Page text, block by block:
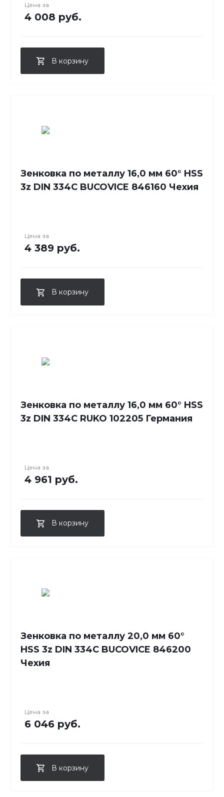
Цена за
4 008 руб.
В корзину
Зенковка по металлу 16,0 мм 60° HSS
3z DIN 334C BUCOVICE 846160 Чехия
Цена за
4 389 руб.
В корзину
Зенковка по металлу 16,0 мм 60° HSS
3z DIN 334C RUKO 102205 Германия
Цена за
4 961 руб.
В корзину
Зенковка по металлу 20,0 мм 60°
HSS 3z DIN 334C BUCOVICE 846200
Чехия
Цена за
6 046 руб.
В корзину